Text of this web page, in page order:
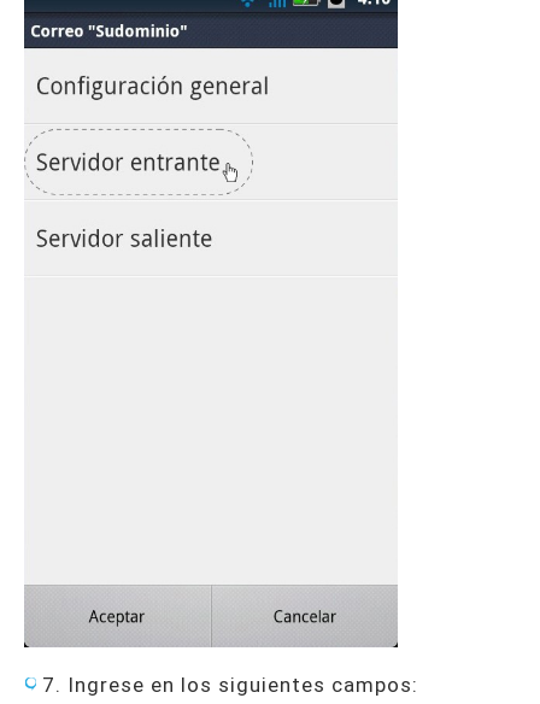
7. Ingrese en los siguientes campos: